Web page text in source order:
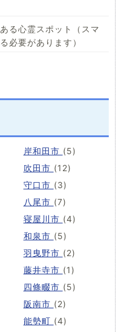
る心霊スポット（スマ
必要があります）
岸和田市 (5)
吹田市 (12)
守口市 (3)
八尾市 (7)
寝屋川市 (4)
和泉市 (5)
羽曳野市 (2)
藤井寺市 (1)
四條畷市 (5)
阪南市 (2)
能勢町 (4)